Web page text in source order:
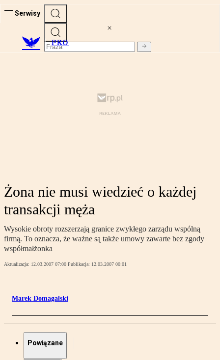
Serwisy
PRO
Żona nie musi wiedzieć o każdej
transakcji męża
Wysokie obroty rozszerzają granice zwykłego zarządu wspólną
firmą. To oznacza, że ważne są także umowy zawarte bez zgody
współmałżonka
Aktualizacja: 12.03.2007 07:00 Publikacja: 12.03.2007 00:01
Marek Domagalski
Powiązane